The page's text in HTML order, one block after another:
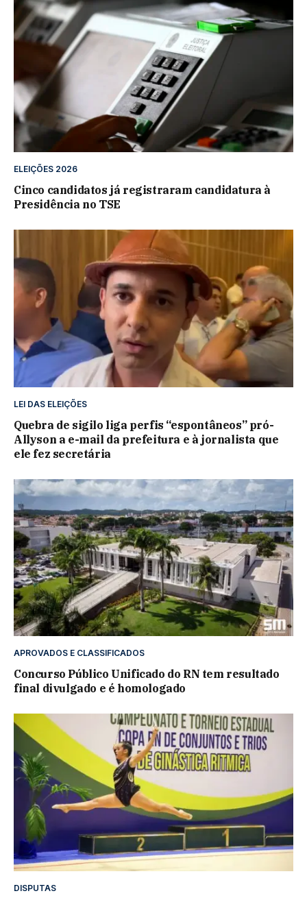
ELEIÇÕES 2026
Cinco candidatos já registraram candidatura à
Presidência no TSE
LEI DAS ELEIÇÕES
Quebra de sigilo liga perfis “espontâneos” pró-
Allyson a e-mail da prefeitura e à jornalista que
ele fez secretária
APROVADOS E CLASSIFICADOS
Concurso Público Unificado do RN tem resultado
final divulgado e é homologado
DISPUTAS